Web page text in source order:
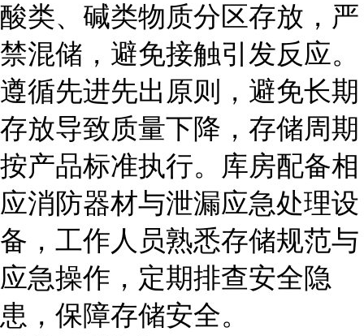
酸类、碱类物质分区存放，严
禁混储，避免接触引发反应。
遵循先进先出原则，避免长期
存放导致质量下降，存储周期
按产品标准执行。库房配备相
应消防器材与泄漏应急处理设
备，工作人员熟悉存储规范与
应急操作，定期排查安全隐
患，保障存储安全。